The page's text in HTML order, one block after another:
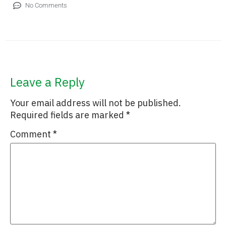
No Comments
Leave a Reply
Your email address will not be published.
Required fields are marked *
Comment *